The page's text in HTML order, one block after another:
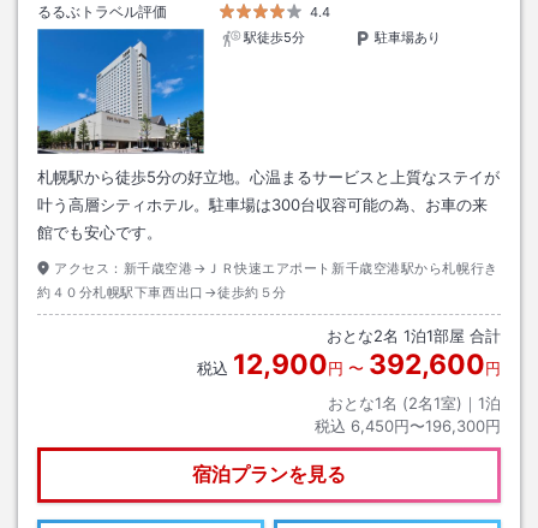
るるぶトラベル評価
4.4
駅徒歩5分
駐車場あり
札幌駅から徒歩5分の好立地。心温まるサービスと上質なステイが
叶う高層シティホテル。駐車場は300台収容可能の為、お車の来
館でも安心です。
アクセス： 新千歳空港→ＪＲ快速エアポート新千歳空港駅から札幌行き
約４０分札幌駅下車西出口→徒歩約５分
おとな2名 1泊1部屋 合計
税込 12,900円 〜 392,600円
おとな1名 (2名1室)｜ 1泊
税込 6,450円〜196,300円
宿泊プランを見る